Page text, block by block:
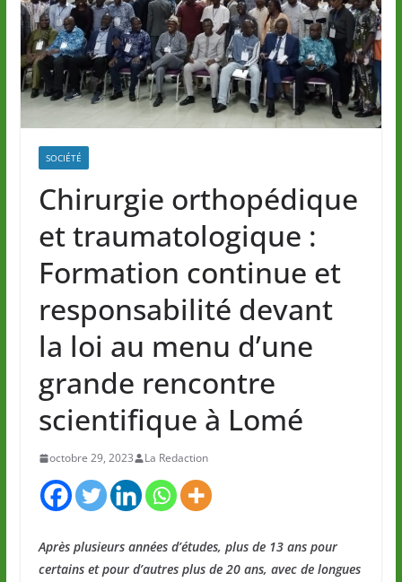
SOCIÉTÉ
Chirurgie orthopédique
et traumatologique :
Formation continue et
responsabilité devant
la loi au menu d’une
grande rencontre
scientifique à Lomé
octobre 29, 2023 La Redaction
Après plusieurs années d’études, plus de 13 ans pour
certains et pour d’autres plus de 20 ans, avec de longues